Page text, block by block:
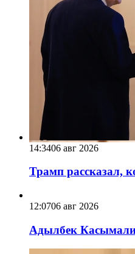
14:3406 авг 2026
Трамп рассказал,
12:0706 авг 2026
Адылбек